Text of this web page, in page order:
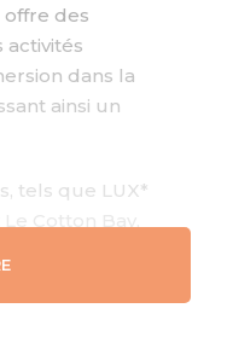
offre des
activités
dans la
ainsi un
tels que LUX*